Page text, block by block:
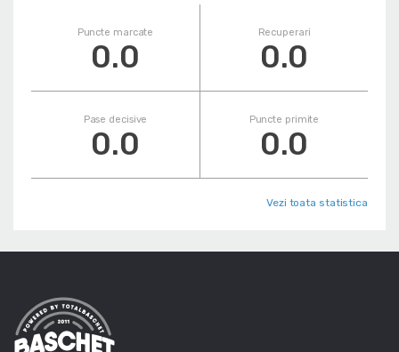
Puncte marcate
0.0
Recuperari
0.0
Pase decisive
0.0
Puncte primite
0.0
Vezi toata statistica